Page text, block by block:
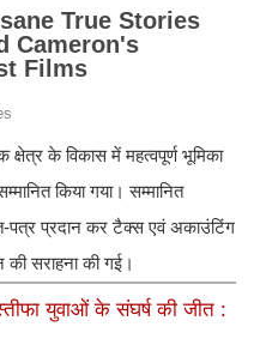
क्षेत्र के विकास में महत्वपूर्ण भूमिका
किया गया। सम्मानित
पत्र प्रदान कर टैक्स एवं अकाउंटिंग
सराहना की गई।
युवाओं के संघर्ष की जीत :